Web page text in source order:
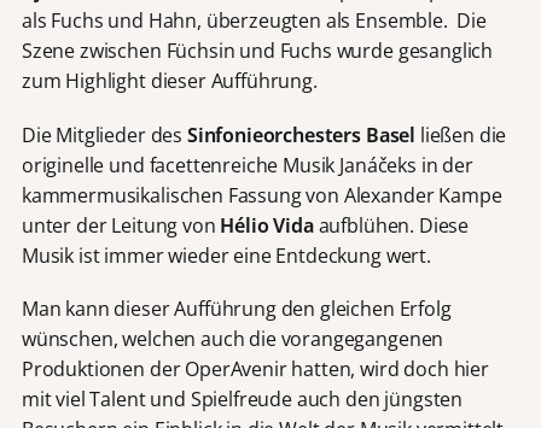
als Fuchs und Hahn, überzeugten als Ensemble. Die
Szene zwischen Füchsin und Fuchs wurde gesanglich
zum Highlight dieser Aufführung.
Die Mitglieder des Sinfonieorchesters Basel ließen die
originelle und facettenreiche Musik Janáčeks in der
kammermusikalischen Fassung von Alexander Kampe
unter der Leitung von Hélio Vidaaufblühen. Diese
Musik ist immer wieder eine Entdeckung wert.
Man kann dieser Aufführung den gleichen Erfolg
wünschen, welchen auch die vorangegangenen
Produktionen der OperAvenir hatten, wird doch hier
mit viel Talent und Spielfreude auch den jüngsten